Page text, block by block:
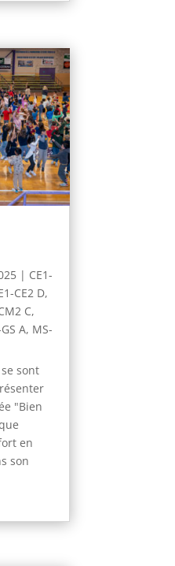
| CE1-
CE2 D,
C,
A, MS-
sont
"Bien
en
son